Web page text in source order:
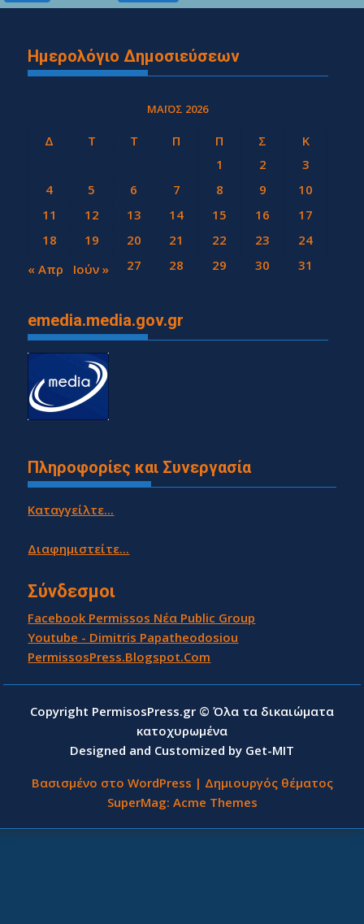
Ημερολόγιο Δημοσιεύσεων
ΜΆΙΟΣ 2026
Δ Τ Τ Π Π Σ
Κ
1
2
3
4
5 6 7 8 9
10
11
12 13 14 15 16
17
18
19 20 21 22 23
24
25
26 27 28 29 30 31
« Απρ Ιούν »
emedia.media.gov.gr
Πληροφορίες και Συνεργασία
Καταγγείλτε...
Διαφημιστείτε...
Σύνδεσμοι
Facebook Permissos Νέα Public Group
Youtube - Dimitris Papatheodosiou
PermissosPress.Blogspot.Com
Copyright PermisosPress.gr © Όλα τα δικαιώματα
κατοχυρωμένα
Designed and Customized by Get-MIT
Βασισμένο στο WordPress | Δημιουργός θέματος
SuperMag: Acme Themes